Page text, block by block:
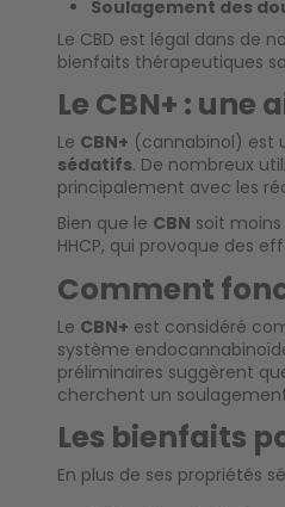
Soulagement des
Le CBD est légal dans de
bienfaits thérapeutiques
Le CBN+ :
Le CBN+ (cannabinol) est
sédatifs. De nombreux
principalement avec les
Bien que le CBN soit
HHCP, qui provoque des
Comment
Le CBN+ est considéré
système
préliminaires suggèrent
cherchent un
Les bienfaits
En plus de ses propriétés